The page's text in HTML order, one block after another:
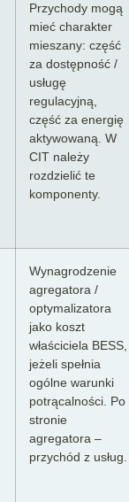
Przychody mogą
mieć charakter
mieszany: część
za dostępność /
usługę
regulacyjną,
część za energię
aktywowaną. W
CIT należy
rozdzielić te
komponenty.
Wynagrodzenie
agregatora /
optymalizatora
jako koszt
właściciela BESS,
jeżeli spełnia
ogólne warunki
potrącalności. Po
stronie
agregatora –
przychód z usług.